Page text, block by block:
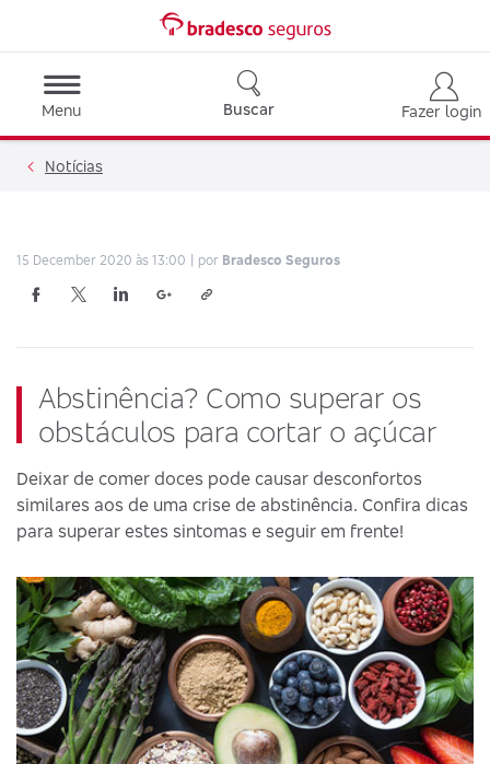
Menu Buscar Fazer login
Notícias
15 December 2020 às 13:00 por Bradesco Seguros
Abstinência? Como superar os
obstáculos para cortar o açúcar
Deixar de comer doces pode causar desconfortos
similares aos de uma crise de abstinência. Confira dicas
para superar estes sintomas e seguir em frente!